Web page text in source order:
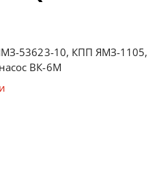
53623-10, КПП ЯМЗ-1105,
ВК-6М